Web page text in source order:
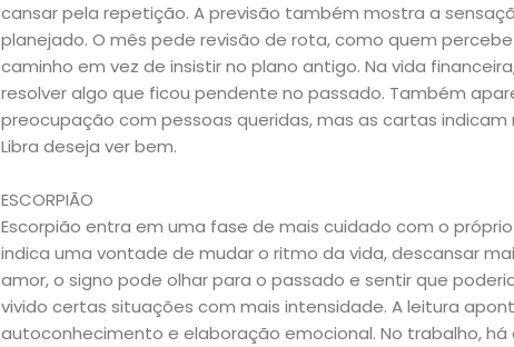
Bora
lá!
Casa
e
Decoração
Exclusiva
cansar pela repetição. A previsão também mostra a
planejado. O mês pede revisão de rota, como quem
caminho em vez de insistir no plano antigo. Na vida
resolver algo que ficou pendente no passado. Também
preocupação com pessoas queridas, mas as cartas
Libra deseja ver bem.
ESCORPIÃO
Escorpião entra em uma fase de mais cuidado com o
indica uma vontade de mudar o ritmo da vida, descansar
amor, o signo pode olhar para o passado e sentir que
vivido certas situações com mais intensidade. A leitura
autoconhecimento e elaboração emocional. No trabalho, há